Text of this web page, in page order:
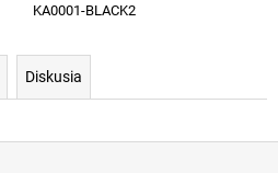
KA0001-BLACK2
Diskusia